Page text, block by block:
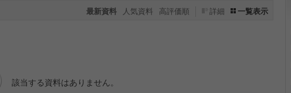
最新資料 人気資料 高評価順 詳細 一覧表示
該当する資料はありません。